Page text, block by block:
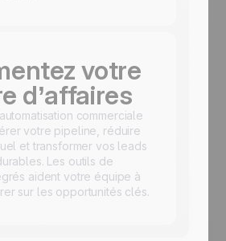
votre
d’affaires
commerciale
votre pipeline, réduire
et transformer vos leads
Les outils de
aident votre équipe à
sur les opportunités clés.